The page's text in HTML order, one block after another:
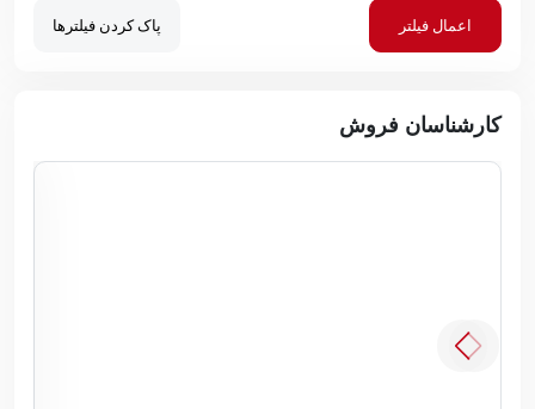
اعمال فیلتر پاک کردن فیلترها
کارشناسان فروش